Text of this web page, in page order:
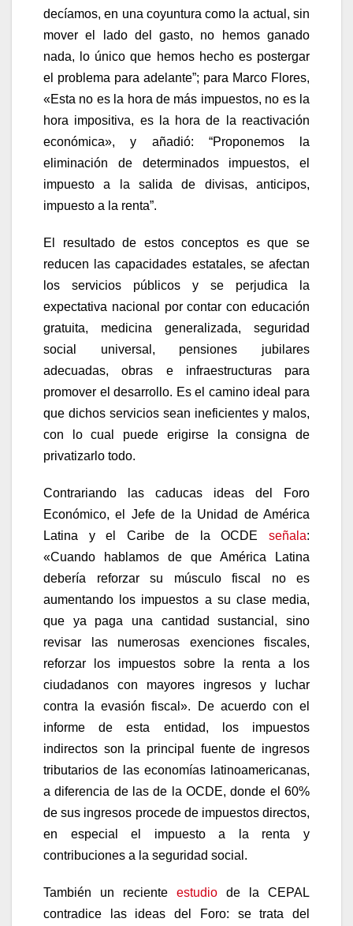
decíamos, en una coyuntura como la actual, sin
mover el lado del gasto, no hemos ganado
nada, lo único que hemos hecho es postergar
el problema para adelante”; para Marco Flores,
«Esta no es la hora de más impuestos, no es la
hora impositiva, es la hora de la reactivación
económica», y añadió: “Proponemos la
eliminación de determinados impuestos, el
impuesto a la salida de divisas, anticipos,
impuesto a la renta”.
El resultado de estos conceptos es que se
reducen las capacidades estatales, se afectan
los servicios públicos y se perjudica la
expectativa nacional por contar con educación
gratuita, medicina generalizada, seguridad
social universal, pensiones jubilares
adecuadas, obras e infraestructuras para
promover el desarrollo. Es el camino ideal para
que dichos servicios sean ineficientes y malos,
con lo cual puede erigirse la consigna de
privatizarlo todo.
Contrariando las caducas ideas del Foro
Económico, el Jefe de la Unidad de América
Latina y el Caribe de la OCDE señala:
«Cuando hablamos de que América Latina
debería reforzar su músculo fiscal no es
aumentando los impuestos a su clase media,
que ya paga una cantidad sustancial, sino
revisar las numerosas exenciones fiscales,
reforzar los impuestos sobre la renta a los
ciudadanos con mayores ingresos y luchar
contra la evasión fiscal». De acuerdo con el
informe de esta entidad, los impuestos
indirectos son la principal fuente de ingresos
tributarios de las economías latinoamericanas,
a diferencia de las de la OCDE, donde el 60%
de sus ingresos procede de impuestos directos,
en especial el impuesto a la renta y
contribuciones a la seguridad social.
También un reciente estudio de la CEPAL
contradice las ideas del Foro: se trata del